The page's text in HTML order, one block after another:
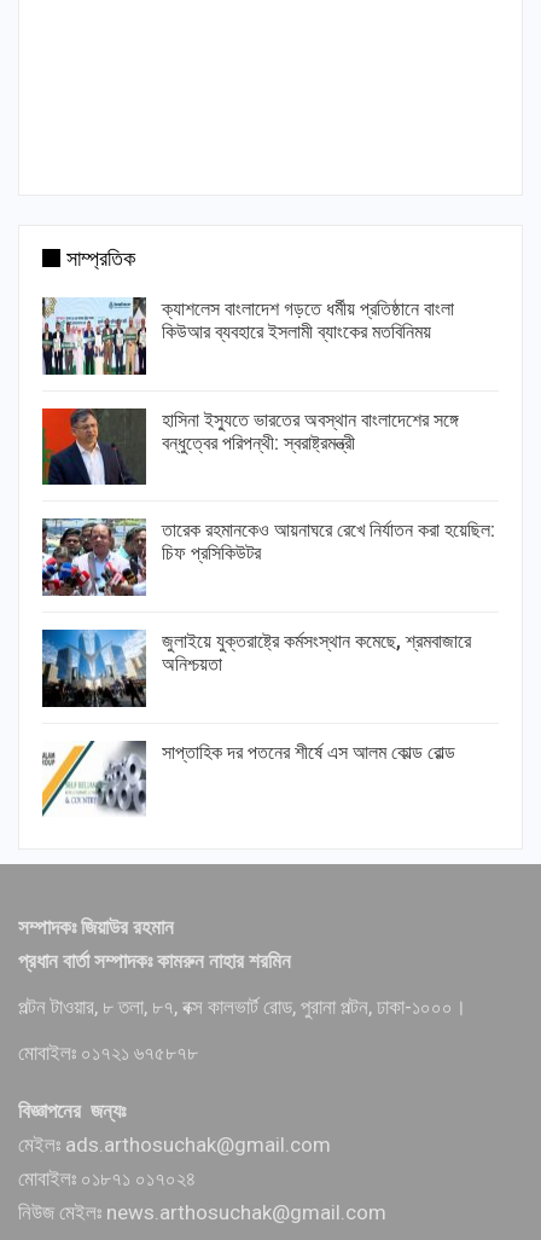
সাম্প্রতিক
ক্যাশলেস বাংলাদেশ গড়তে ধর্মীয় প্রতিষ্ঠানে বাংলা
কিউআর ব্যবহারে ইসলামী ব্যাংকের মতবিনিময়
হাসিনা ইস্যুতে ভারতের অবস্থান বাংলাদেশের সঙ্গে
বন্ধুত্বের পরিপন্থী: স্বরাষ্ট্রমন্ত্রী
তারেক রহমানকেও আয়নাঘরে রেখে নির্যাতন করা হয়েছিল:
চিফ প্রসিকিউটর
জুলাইয়ে যুক্তরাষ্ট্রে কর্মসংস্থান কমেছে, শ্রমবাজারে
অনিশ্চয়তা
সাপ্তাহিক দর পতনের শীর্ষে এস আলম কোল্ড রোল্ড
সম্পাদকঃ জিয়াউর রহমান
প্রধান বার্তা সম্পাদকঃ কামরুন নাহার শরমিন
পল্টন টাওয়ার, ৮ তলা, ৮৭, বক্স কালভার্ট রোড, পুরানা পল্টন, ঢাকা-১০০০।
মোবাইলঃ ০১৭২১ ৬৭৫৮৭৮
বিজ্ঞাপনের জন্যঃ
মেইলঃ ads.arthosuchak@gmail.com
মোবাইলঃ ০১৮৭১ ০১৭০২৪
নিউজ মেইলঃ news.arthosuchak@gmail.com